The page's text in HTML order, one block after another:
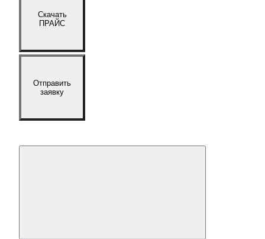
Скачать
ПРАЙС
Отправить
заявку